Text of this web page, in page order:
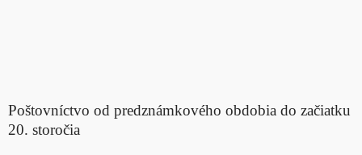
Poštovníctvo od predznámkového obdobia do začiatku
20. storočia